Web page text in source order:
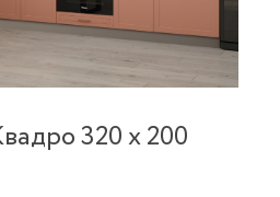
320 х 200